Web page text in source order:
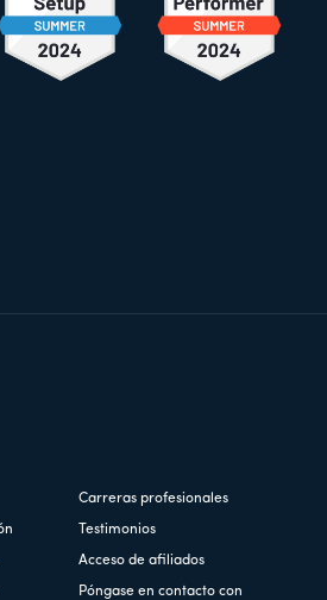
Carreras profesionales
Testimonios
Acceso de afiliados
Póngase en contacto con